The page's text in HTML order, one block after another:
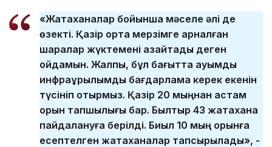
«Жатақханалар бойынша мәселе әлі де
өзекті. Қазір орта мерзімге арналған
шаралар жүктемені азайтады деген
ойдамын. Жалпы, бұл бағытта ауқымды
инфрақұрылымдық бағдарлама керек екенін
түсініп отырмыз. Қазір 20 мыңнан астам
орын тапшылығы бар. Былтыр 43 жатақхана
пайдалануға берілді. Биыл 10 мың орынға
есептелген жатақханалар тапсырылады», -